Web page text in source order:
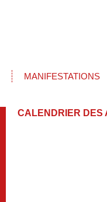
MANIFESTATIONS
CALENDRIER DES